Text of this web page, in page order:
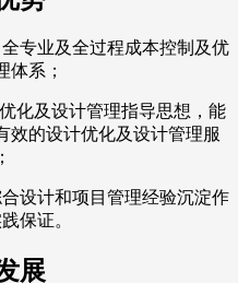
专业及全过程成本控制及优
体系；
化及设计管理指导思想，能
效的设计优化及设计管理服
设计和项目管理经验沉淀作
保证。
展